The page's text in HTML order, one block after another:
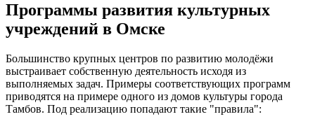
Программы развития культурных
учреждений в Омске
Большинство крупных центров по развитию молодёжи
выстраивает собственную деятельность исходя из
выполняемых задач. Примеры соответствующих программ
приводятся на примере одного из домов культуры города
Тамбов. Под реализацию попадают такие "правила":